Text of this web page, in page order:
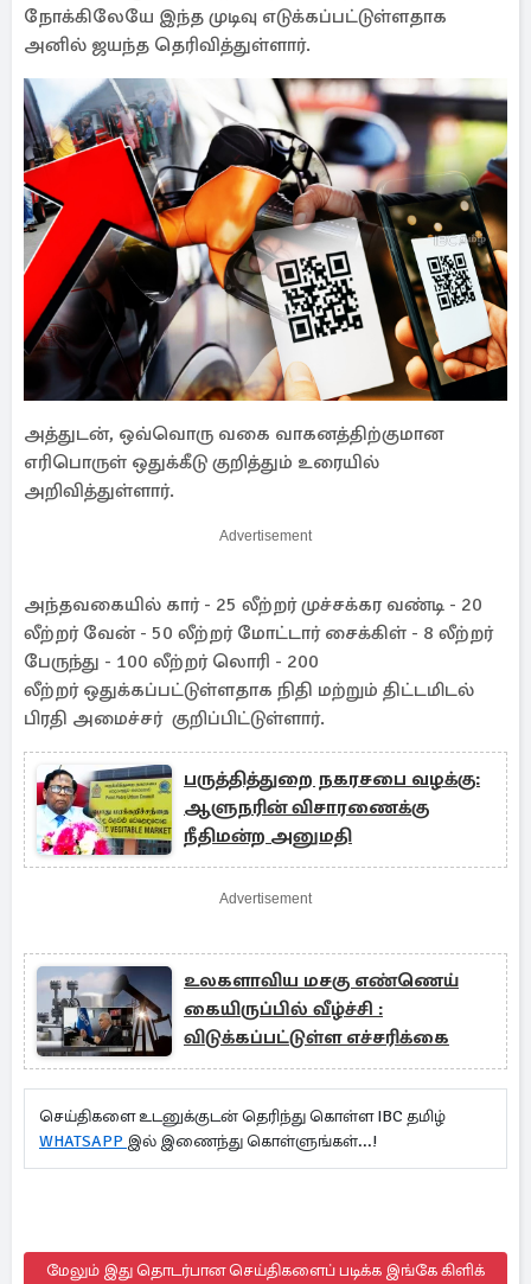
நோக்கிலேயே இந்த முடிவு எடுக்கப்பட்டுள்ளதாக
அனில் ஜயந்த தெரிவித்துள்ளார்.
அத்துடன், ஒவ்வொரு வகை வாகனத்திற்குமான
எரிபொருள் ஒதுக்கீடு குறித்தும் உரையில்
அறிவித்துள்ளார்.
Advertisement
அந்தவகையில் கார் - 25 லீற்றர் முச்சக்கர வண்டி - 20
லீற்றர் வேன் - 50 லீற்றர் மோட்டார் சைக்கிள் - 8 லீற்றர்
பேருந்து - 100 லீற்றர் லொரி - 200
லீற்றர் ஒதுக்கப்பட்டுள்ளதாக நிதி மற்றும் திட்டமிடல்
பிரதி அமைச்சர் குறிப்பிட்டுள்ளார்.
பருத்தித்துறை நகரசபை வழக்கு:
ஆளுநரின் விசாரணைக்கு
நீதிமன்ற அனுமதி
Advertisement
உலகளாவிய மசகு எண்ணெய்
கையிருப்பில் வீழ்ச்சி :
விடுக்கப்பட்டுள்ள எச்சரிக்கை
செய்திகளை உடனுக்குடன் தெரிந்து கொள்ள IBC தமிழ்
WHATSAPP இல் இணைந்து கொள்ளுங்கள்...!
மேலும் இது தொடர்பான செய்திகளைப் படிக்க இங்கே கிளிக்